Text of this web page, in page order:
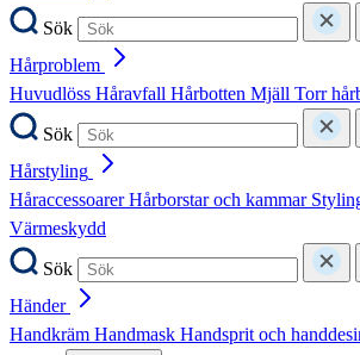
Sök
Hårproblem
Huvudlöss Håravfall Hårbotten Mjäll Torr
Sök
Hårstyling
HåraccessoarerHårborstar och kammar
Värmeskydd
Sök
Händer
Handkräm Handmask Handsprit och